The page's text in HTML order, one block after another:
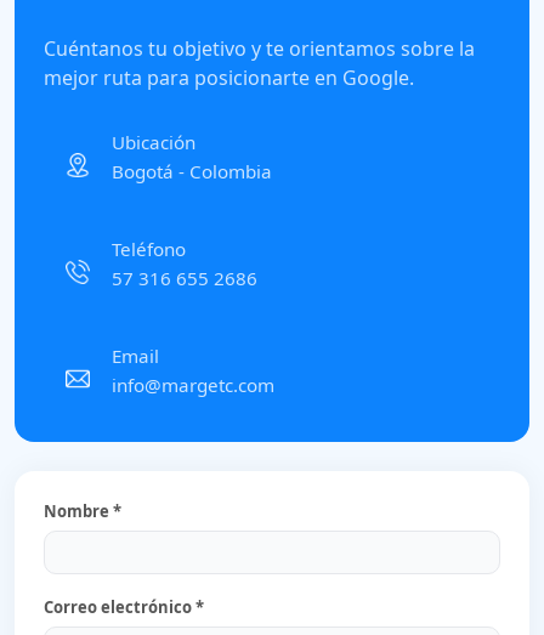
Cuéntanos tu objetivo y te orientamos sobre la
mejor ruta para posicionarte en Google.
Ubicación
Bogotá - Colombia
Teléfono
57 316 655 2686
Email
info@margetc.com
Nombre *
Correo electrónico *